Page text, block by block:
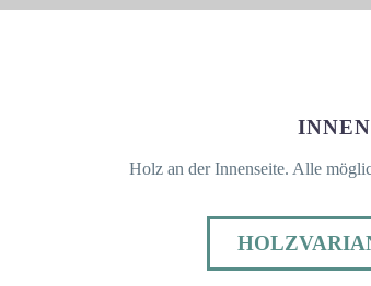
Holz an der Innenseite. Alle